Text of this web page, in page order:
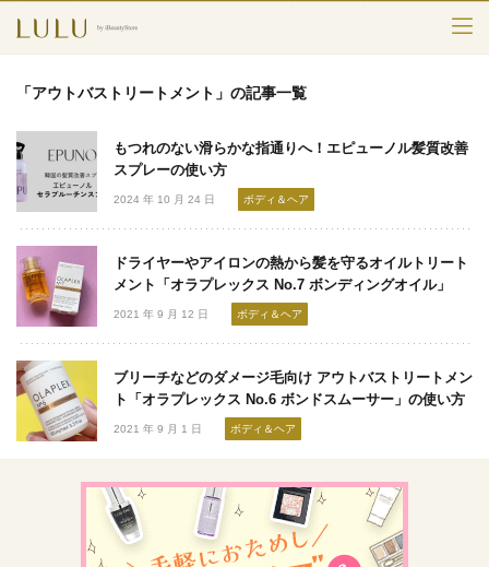
スキンケア
メークアップ
エイジングケア
フレグランス
ボディ＆ヘア
ライフスタイル
検索
「アウトバストリートメント」の記事一覧
もつれのない滑らかな指通りへ！エピューノル髪質改善
スプレーの使い方
2024 年 10 月 24 日 ボディ＆ヘア
ドライヤーやアイロンの熱から髪を守るオイルトリート
メント「オラプレックス No.7 ボンディングオイル」
2021 年 9 月 12 日 ボディ＆ヘア
ブリーチなどのダメージ毛向け アウトバストリートメン
ト「オラプレックス No.6 ボンドスムーサー」の使い方
2021 年 9 月 1 日 ボディ＆ヘア